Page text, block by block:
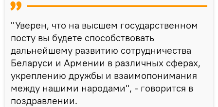
"Уверен, что на высшем государственном
посту вы будете способствовать
дальнейшему развитию сотрудничества
Беларуси и Армении в различных сферах,
укреплению дружбы и взаимопонимания
между нашими народами", - говорится в
поздравлении.